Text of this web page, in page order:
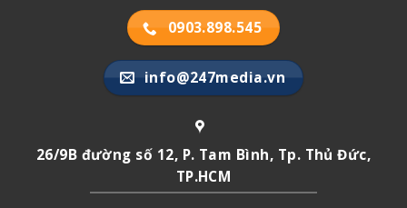
0903.898.545
info@247media.vn
26/9B đường số 12, P. Tam Bình, Tp. Thủ Đức,
TP.HCM